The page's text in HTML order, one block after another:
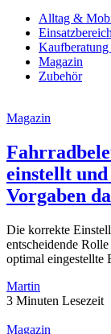
Alltag &
Einsatzbereich
Magazin
Zubehör
Magazin
einstellt und
Vorgaben
Die korrekte
entscheidende
optimal eingestellte
Martin
3 Minuten Lesezeit
Magazin